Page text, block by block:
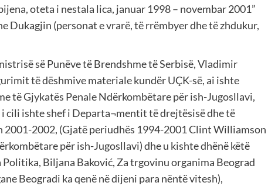
oteta i nestala lica, januar 1998 – novembar 2001”
(personat e vrarë, të rrëmbyer dhe të zhdukur,
së Punëve të Brendshme të Serbisë, Vladimir
të dëshmive materiale kundër UÇK-së, ai ishte
të Gjykatës Penale Ndërkombëtare për ish-Jugosllavi,
cili ishte shef i Departa¬mentit të drejtësisë dhe të
2002, (Gjatë periudhës 1994-2001 Clint Williamson
për ish-Jugosllavi) dhe u kishte dhënë këtë
Politika, Biljana Baković, Za trgovinu organima Beograd
Beogradi ka qenë në dijeni para nëntë vitesh),